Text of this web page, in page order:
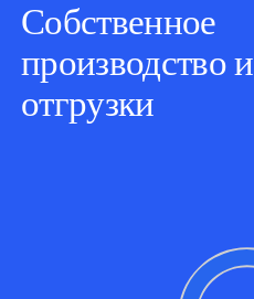
Собственное
производство и
отгрузки